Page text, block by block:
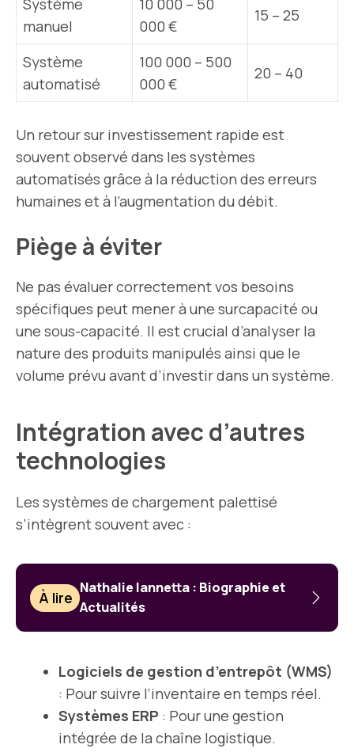
Système
manuel
10 000 – 50
000 €
15 – 25
Système
automatisé
100 000 – 500
000 €
20 – 40
Un retour sur investissement rapide est
souvent observé dans les systèmes
automatisés grâce à la réduction des erreurs
humaines et à l’augmentation du débit.
Piège à éviter
Ne pas évaluer correctement vos besoins
spécifiques peut mener à une surcapacité ou
une sous-capacité. Il est crucial d’analyser la
nature des produits manipulés ainsi que le
volume prévu avant d’investir dans un système.
Intégration avec d’autres
technologies
Les systèmes de chargement palettisé
s’intègrent souvent avec :
À lire
Nathalie Iannetta : Biographie et
Actualités
Logiciels de gestion d’entrepôt (WMS)
: Pour suivre l’inventaire en temps réel.
Systèmes ERP : Pour une gestion
intégrée de la chaîne logistique.